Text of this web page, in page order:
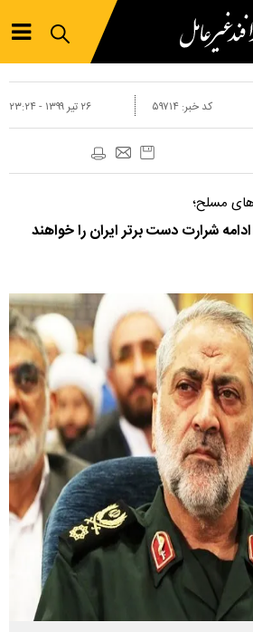
۲۶ تير ۱۳۹۹ - ۲۳:۲۴ کد خبر: ۵۹۷۱۴
مسلح؛
شرارت دست برتر ایران را خواهند